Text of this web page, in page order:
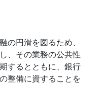
の円滑を図るため、
、その業務の公共性
するとともに、銀行
整備に資することを